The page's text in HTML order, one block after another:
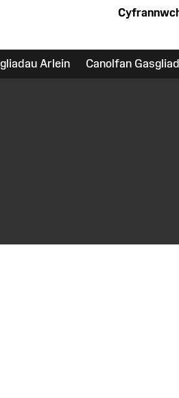
Arlein Canolfan